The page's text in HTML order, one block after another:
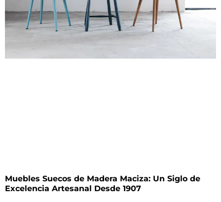
Muebles Suecos de Madera Maciza: Un Siglo de
Excelencia Artesanal Desde 1907